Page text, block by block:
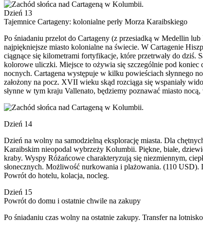
Dzień 13
Tajemnice Cartageny: kolonialne perły Morza Karaibskiego
Po śniadaniu przelot do Cartageny (z przesiadką w Medellin
najpiękniejsze miasto kolonialne na świecie. W Cartagenie
ciągnące się kilometrami fortyfikacje, które przetrwały do dziś.
kolorowe uliczki. Miejsce to ożywia się szczególnie pod koniec
nocnych. Cartagena występuje w kilku powieściach słynnego
założony na pocz. XVII wieku skąd rozciąga się wspaniały
słynne w tym kraju Vallenato, będziemy poznawać miasto
Dzień 14
Dzień na wolny na samodzielną eksplorację miasta. Dla
Karaibskim nieopodal wybrzeży Kolumbii. Piękne, białe,
kraby. Wyspy Różańcowe charakteryzują się niezmiennym,
słonecznych. Możliwość nurkowania i plażowania. (110
Powrót do hotelu, kolacja, nocleg.
Dzień 15
Powrót do domu i ostatnie chwile na zakupy
Po śniadaniu czas wolny na ostatnie zakupy. Transfer na